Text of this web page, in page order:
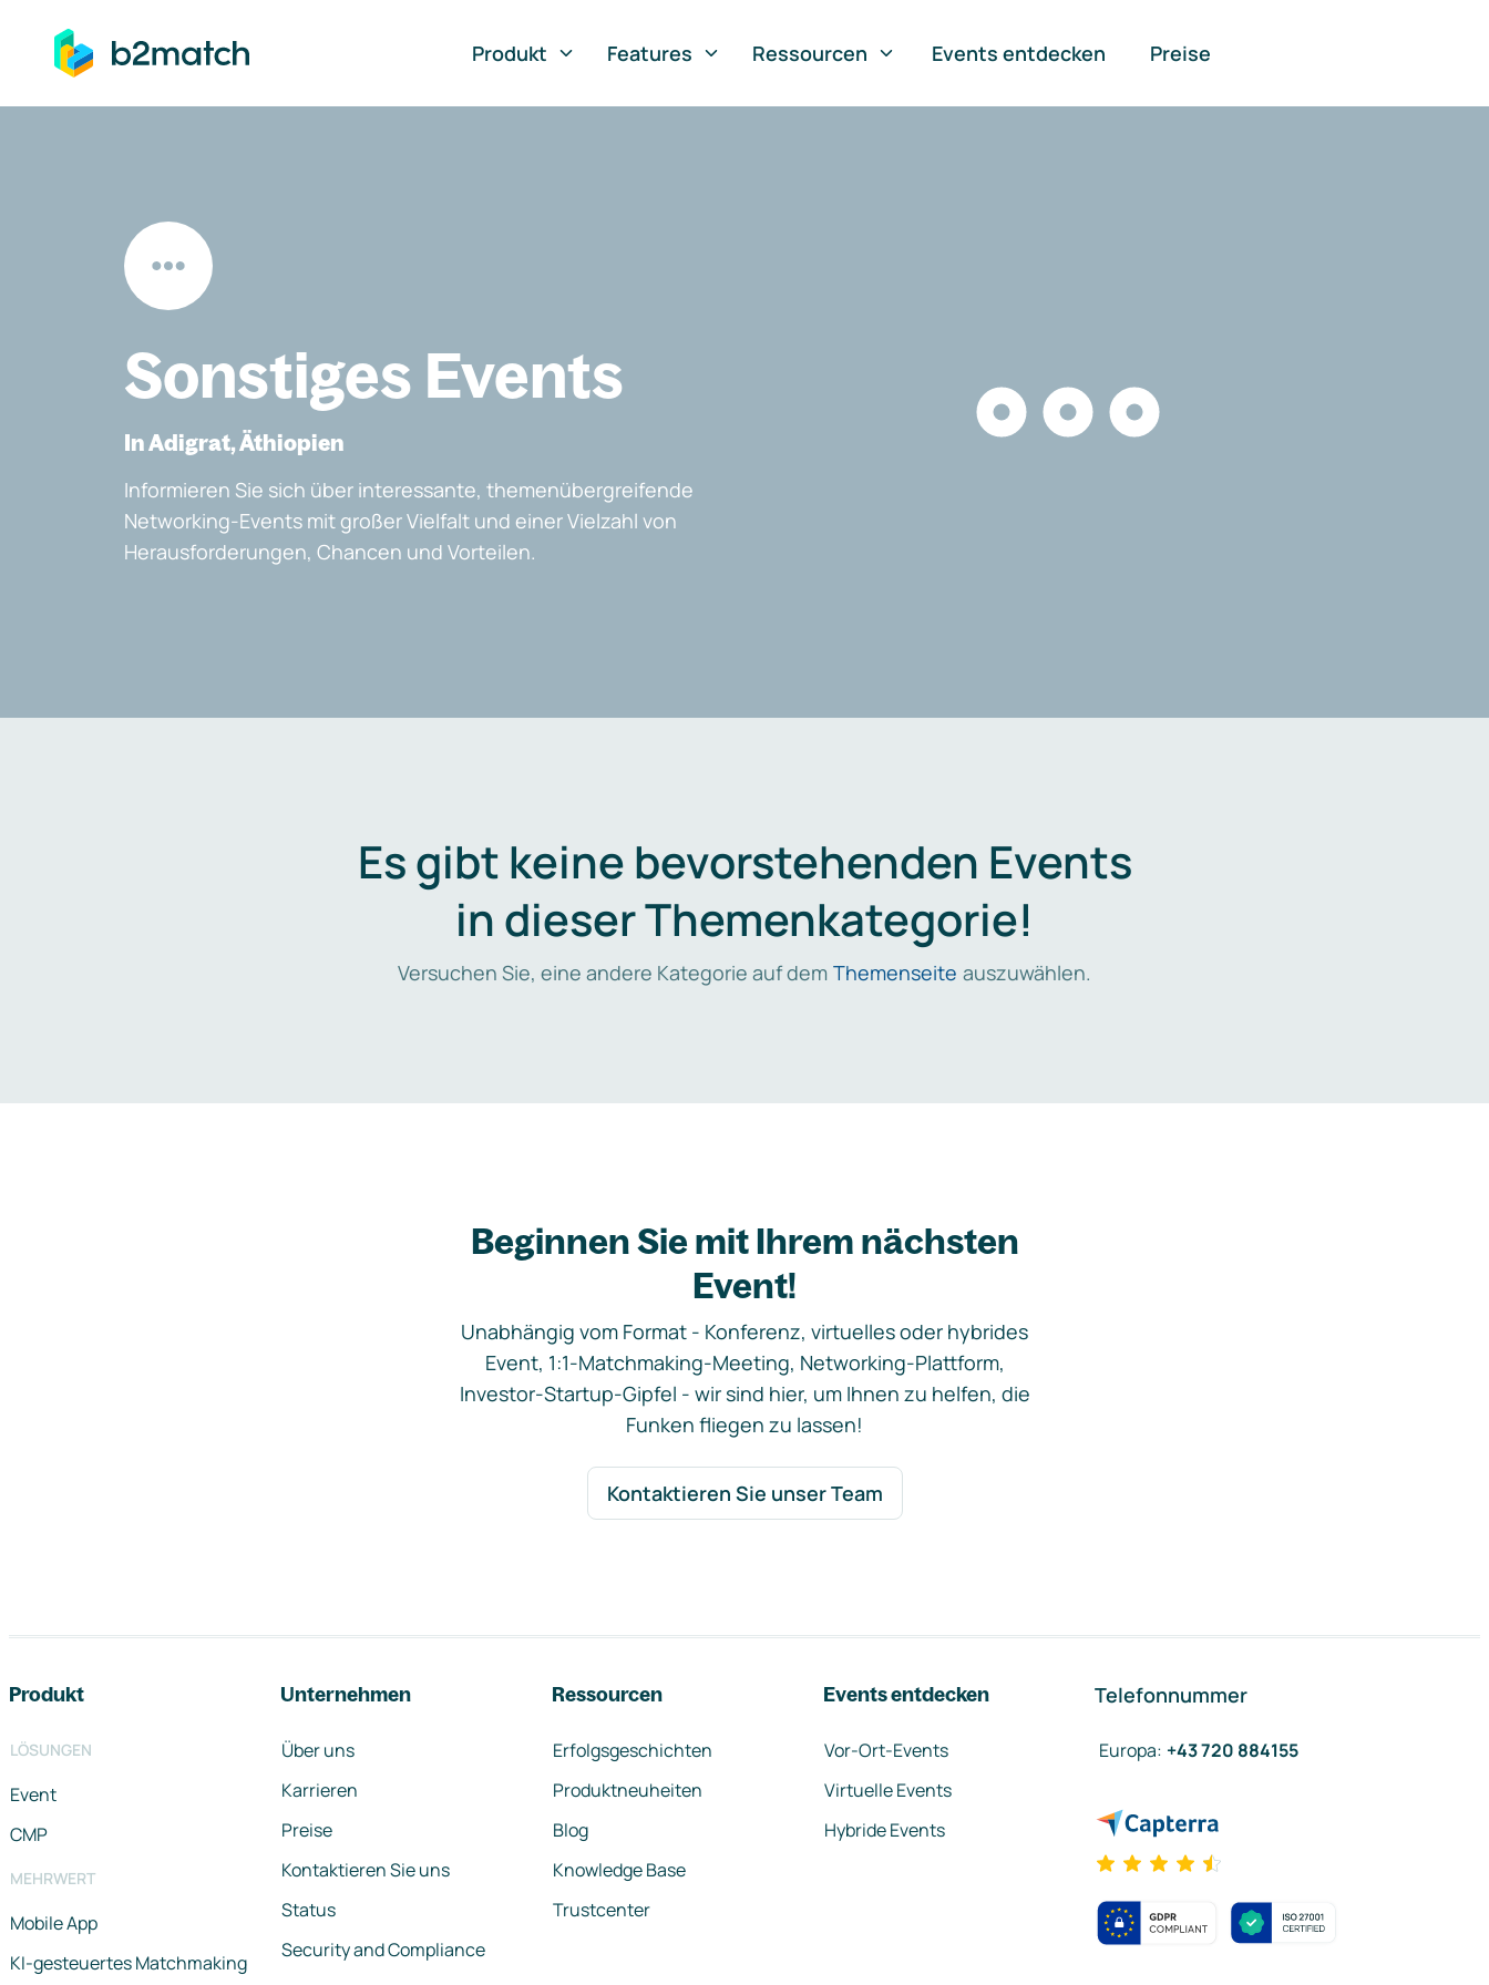
springen
Produkt
Features Ressourcen Events entdecken Preise
Sonstiges Events
In Adigrat, Äthiopien
Informieren Sie sich über interessante, themenübergreifende
Networking-Events mit großer Vielfalt und einer Vielzahl von
Herausforderungen, Chancen und Vorteilen.
Es gibt keine bevorstehenden Events
in dieser Themenkategorie!
Versuchen Sie, eine andere Kategorie auf dem Themenseite auszuwählen.
Beginnen Sie mit Ihrem nächsten
Event!
Unabhängig vom Format - Konferenz, virtuelles oder hybrides
Event, 1:1-Matchmaking-Meeting, Networking-Plattform,
Investor-Startup-Gipfel - wir sind hier, um Ihnen zu helfen, die
Funken fliegen zu lassen!
Kontaktieren Sie unser Team
Produkt
LÖSUNGEN
Event
CMP
MEHRWERT
Mobile App
KI-gesteuertes Matchmaking
Unternehmen
Über uns
Karrieren
Preise
Kontaktieren Sie uns
Status
Security and Compliance
Ressourcen
Erfolgsgeschichten
Produktneuheiten
Blog
Knowledge Base
Trustcenter
Events entdecken
Vor-Ort-Events
Virtuelle Events
Hybride Events
Telefonnummer
Europa: +43 720 884155